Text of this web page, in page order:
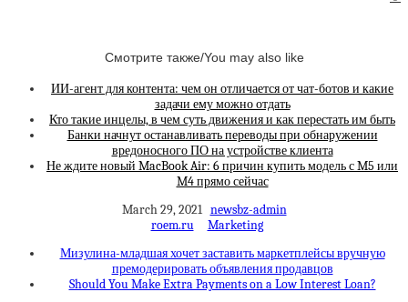
Смотрите также/You may also like
ИИ-агент для контента: чем он отличается от чат-ботов и какие
задачи ему можно отдать
Кто такие инцелы, в чем суть движения и как перестать им быть
Банки начнут останавливать переводы при обнаружении
вредоносного ПО на устройстве клиента
Не ждите новый MacBook Air: 6 причин купить модель с M5 или
M4 прямо сейчас
March 29, 2021 newsbz-admin
roem.ru
Marketing
Мизулина-младшая хочет заставить маркетплейсы вручную
премодерировать объявления продавцов
Should You Make Extra Payments on a Low Interest Loan?